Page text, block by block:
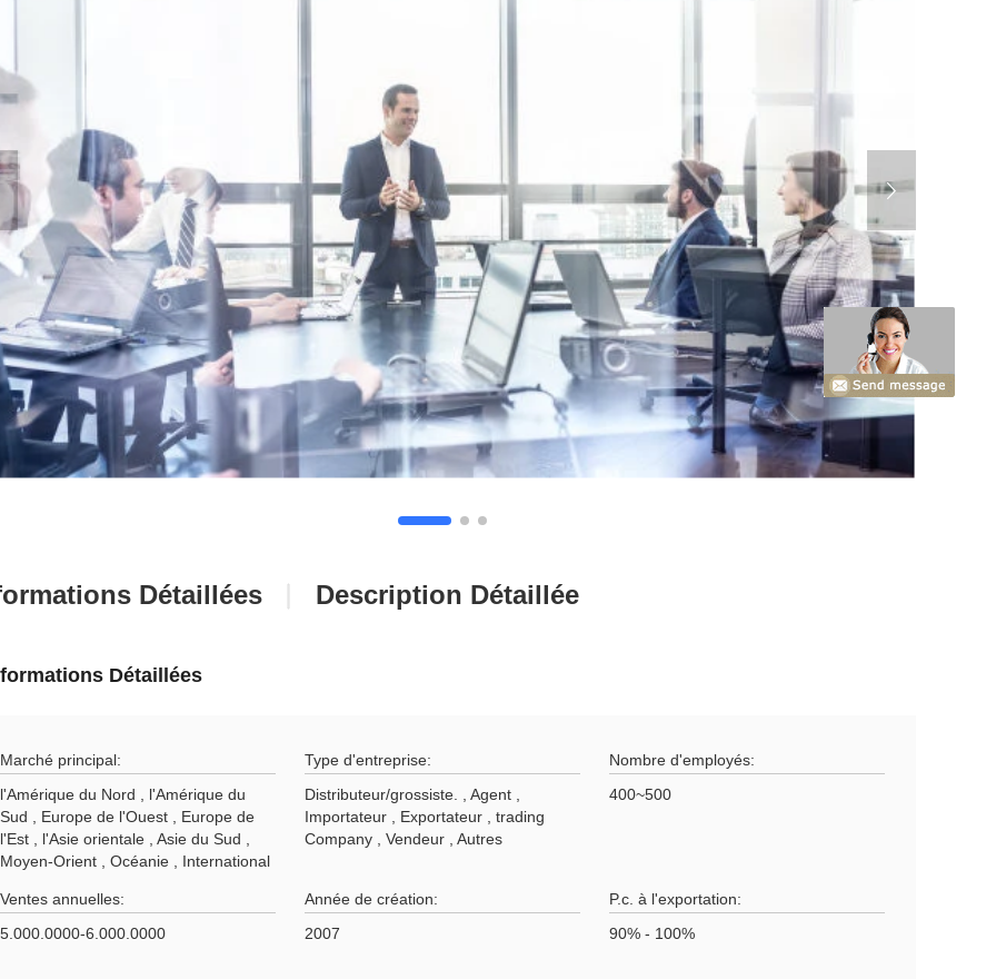
Détaillées Description Détaillée
Détaillées
Marché principal:
l'Amérique du Nord , l'Amérique du
Sud , Europe de l'Ouest , Europe de
l'Est , l'Asie orientale , Asie du Sud ,
Moyen-Orient , Océanie , International
Type d'entreprise:
Distributeur/grossiste. , Agent ,
Importateur , Exportateur , trading
Company , Vendeur , Autres
Nombre d'employés:
400~500
Ventes annuelles:
5.000.0000-6.000.0000
Année de création:
2007
P.c. à l'exportation:
90% - 100%